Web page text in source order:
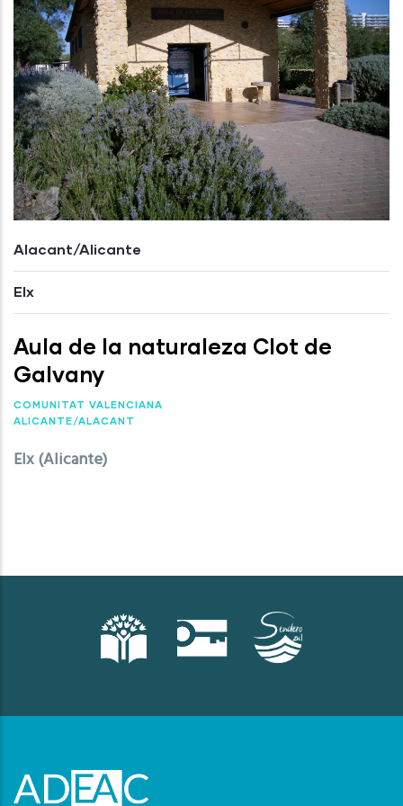
Alacant/Alicante
Elx
Aula de la naturaleza Clot de
Galvany
COMUNITAT VALENCIANA
ALICANTE/ALACANT
Elx (Alicante)